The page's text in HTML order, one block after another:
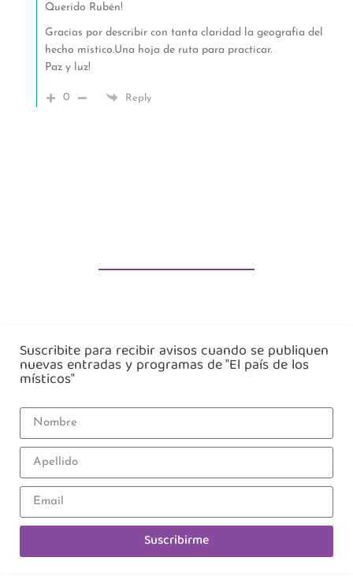
Querido Rubén!
Gracias por describir con tanta claridad la geografía del
hecho místico.Una hoja de ruta para practicar.
Paz y luz!
0 Reply
Suscribite para recibir avisos cuando se publiquen
nuevas entradas y programas de "El país de los
místicos"
Suscribirme